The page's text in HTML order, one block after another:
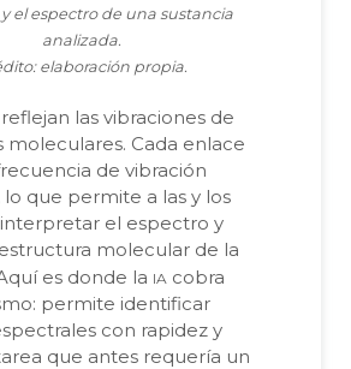
el espectro de una sustancia
analizada.
elaboración propia.
las vibraciones de
moleculares. Cada enlace
de vibración
que permite a las y los
el espectro y
molecular de la
es donde la ia cobra
permite identificar
con rapidez y
que antes requería un